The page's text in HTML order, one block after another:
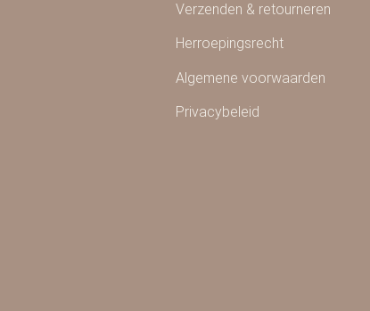
Verzenden & retourneren
Herroepingsrecht
Algemene voorwaarden
Privacybeleid